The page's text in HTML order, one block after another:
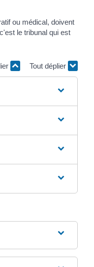
ou médical, doivent
le tribunal qui est
Tout déplier